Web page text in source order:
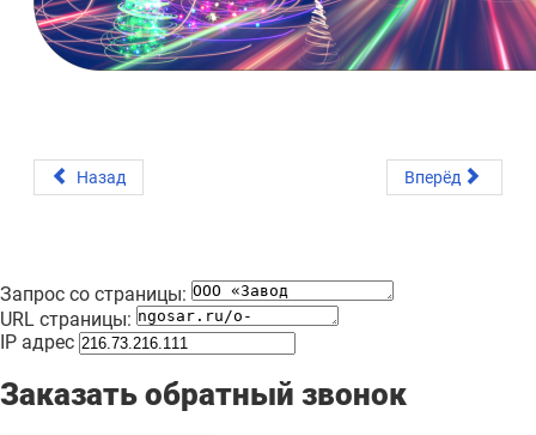
Назад Вперёд
Запрос со страницы:
URL страницы:
IP адрес
Заказать обратный звонок